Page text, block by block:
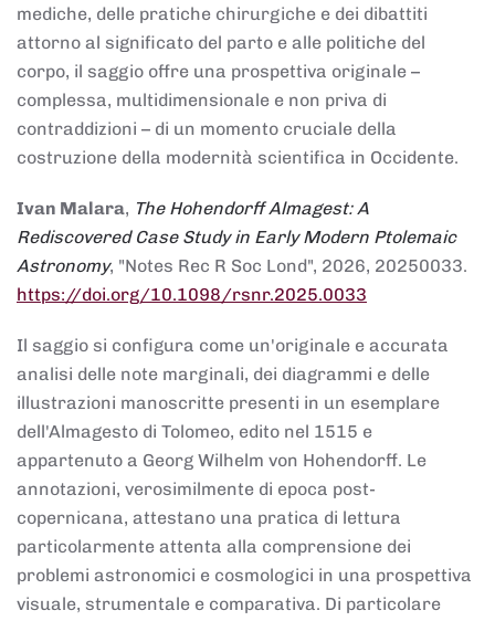
mediche, delle pratiche chirurgiche e dei dibattiti
attorno al significato del parto e alle politiche del
corpo, il saggio offre una prospettiva originale –
complessa, multidimensionale e non priva di
contraddizioni – di un momento cruciale della
costruzione della modernità scientifica in Occidente.
Ivan Malara, The Hohendorff Almagest: A
Rediscovered Case Study in Early Modern Ptolemaic
Astronomy, "Notes Rec R Soc Lond", 2026, 20250033.
https://doi.org/10.1098/rsnr.2025.0033
Il saggio si configura come un'originale e accurata
analisi delle note marginali, dei diagrammi e delle
illustrazioni manoscritte presenti in un esemplare
dell'Almagesto di Tolomeo, edito nel 1515 e
appartenuto a Georg Wilhelm von Hohendorff. Le
annotazioni, verosimilmente di epoca post-
copernicana, attestano una pratica di lettura
particolarmente attenta alla comprensione dei
problemi astronomici e cosmologici in una prospettiva
visuale, strumentale e comparativa. Di particolare